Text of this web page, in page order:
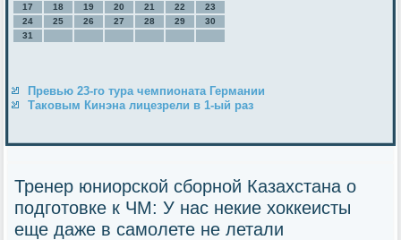
17
18 19 20 21 22
23
24
25 26 27 28 29
30
31
Превью 23-го тура чемпионата Германии
Таковым Кинэна лицезрели в 1-ый раз
Тренер юниорской сборной Казахстана о
подготовке к ЧМ: У нас некие хоккеисты
еще даже в самолете не летали